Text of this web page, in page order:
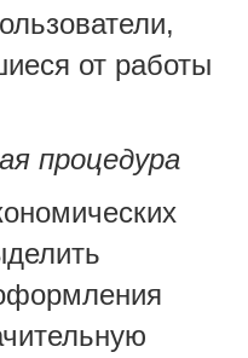
от работы
процедура